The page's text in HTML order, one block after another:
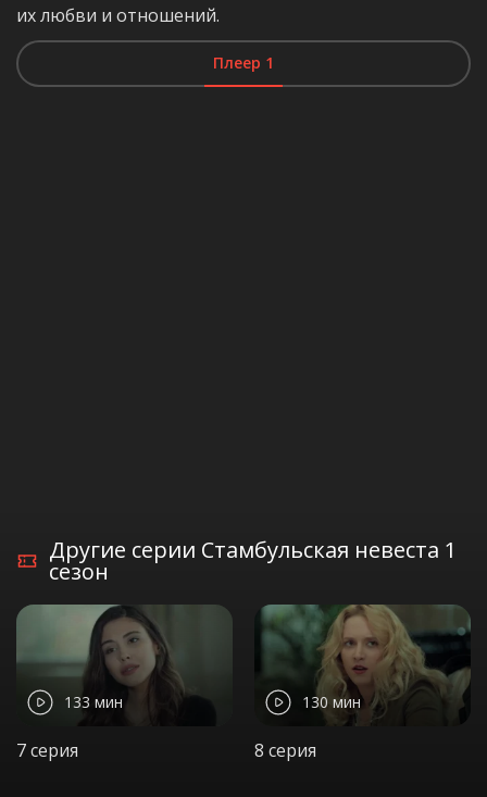
их любви и отношений.
Плеер 1
Другие серии Стамбульская невеста 1
сезон
133 мин
7 серия
130 мин
8 серия